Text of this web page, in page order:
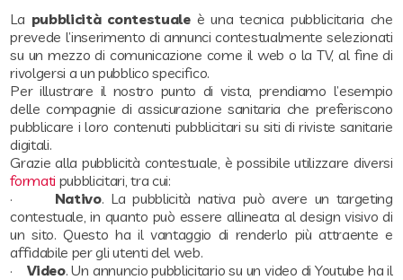
La pubblicità contestualeè una tecnica pubblicitaria che
prevede l’inserimento di annunci contestualmente selezionati
su un mezzo di comunicazione come il web o la TV, al fine di
rivolgersi a un pubblico specifico.
Per illustrare il nostro punto di vista, prendiamo l’esempio
delle compagnie di assicurazione sanitaria che preferiscono
pubblicare i loro contenuti pubblicitari su siti di riviste sanitarie
digitali.
Grazie alla pubblicità contestuale, è possibile utilizzare diversi
formati pubblicitari, tra cui:
· Nativo. La pubblicità nativa può avere un targeting
contestuale, in quanto può essere allineata al design visivo di
un sito. Questo ha il vantaggio di renderlo più attraente e
affidabile per gli utenti del web.
·Video. Un annuncio pubblicitario su un video di Youtube ha il